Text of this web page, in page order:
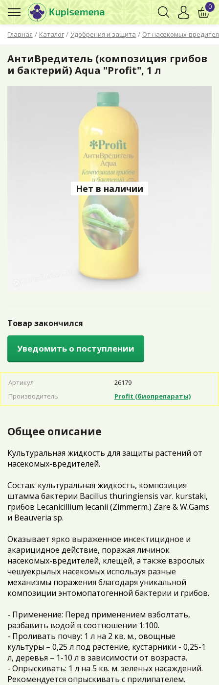
Главная / Каталог / Удобрения и защита / От насекомых-
0
АнтиВредитель (композиция грибов
и бактерий) Aqua "Profit", 1 л
Нет в наличии
Товар закончился
Уведомить о поступлении
Артикул
26179
Производитель
Profit (биопрепараты)
Общее описание
Культуральная жидкость для защиты растений от
насекомых-вредителей.
Состав: культуральная жидкость, композиция
штамма бактерии Bacillus thuringiensis var. kurstaki,
грибов Lecanicillium lecanii (Zimmerm.) Zare & W.Gams
и Beauveria sp.
Оказывает ярко выраженное инсектицидное и
акарицидное действие, поражая личинок
насекомых-вредителей, клещей, а также взрослых
чешуекрылых насекомых используя разные
механизмы поражения благодаря уникальной
композиции энтомопатогенной бактерии и грибов.
- Применение: Перед применением взболтать,
разбавить водой в соотношении 1:100.
- Проливать почву: 1 л на 2 кв. м., овощные
культуры – 0,25 л под растение, кустарники - 0,25-1
л, деревья – 1-10 л в зависимости от возраста.
- Опрыскивать: 1 л на 5 кв. м. зеленых насаждений.
Рекомендуется опрыскивать с прилипателем.